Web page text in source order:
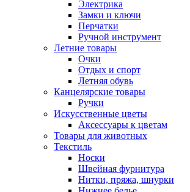
Электрика
Замки и ключи
Перчатки
Ручной инструмент
Летние товары
Очки
Отдых и спорт
Летняя обувь
Канцелярские товары
Ручки
Искусственные цветы
Аксессуары к цветам
Товары для животных
Текстиль
Носки
Швейная фурнитура
Нитки, пряжа, шнурки